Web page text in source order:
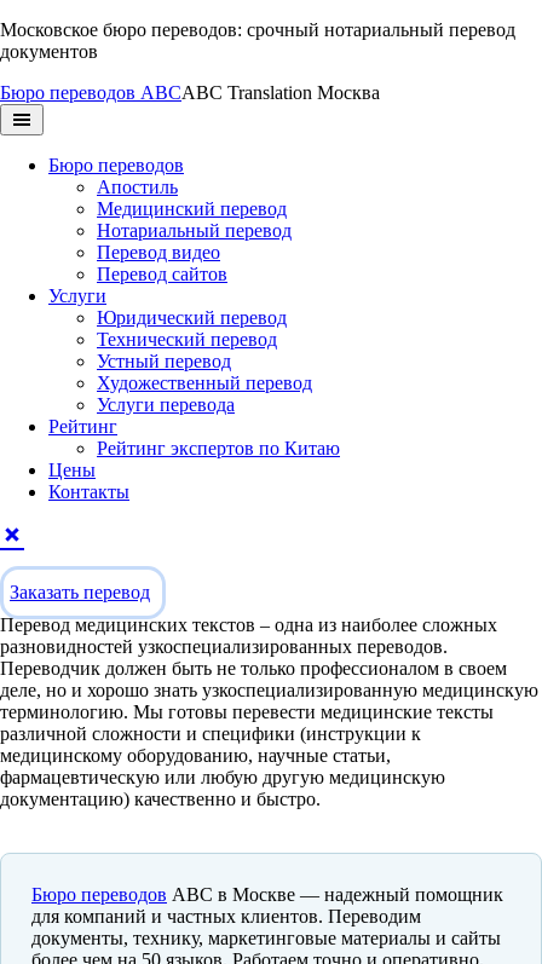
Перейти
к
Московское бюро переводов: срочный нотариальный перевод
документов
Бюро переводов ABCABC Translation Москва
Бюро переводов
Апостиль
Медицинский перевод
Нотариальный перевод
Перевод видео
Перевод сайтов
Услуги
Юридический перевод
Технический перевод
Устный перевод
Художественный перевод
Услуги перевода
Рейтинг
Рейтинг экспертов по Китаю
Цены
Контакты
Заказать перевод
Перевод медицинских текстов – одна из наиболее сложных
разновидностей узкоспециализированных переводов.
Переводчик должен быть не только профессионалом в своем
деле, но и хорошо знать узкоспециализированную медицинскую
терминологию. Мы готовы перевести медицинские тексты
различной сложности и специфики (инструкции к
медицинскому оборудованию, научные статьи,
фармацевтическую или любую другую медицинскую
документацию) качественно и быстро.
Бюро переводов ABC в Москве — надежный помощник
для компаний и частных клиентов. Переводим
документы, технику, маркетинговые материалы и сайты
более чем на 50 языков. Работаем точно и оперативно,